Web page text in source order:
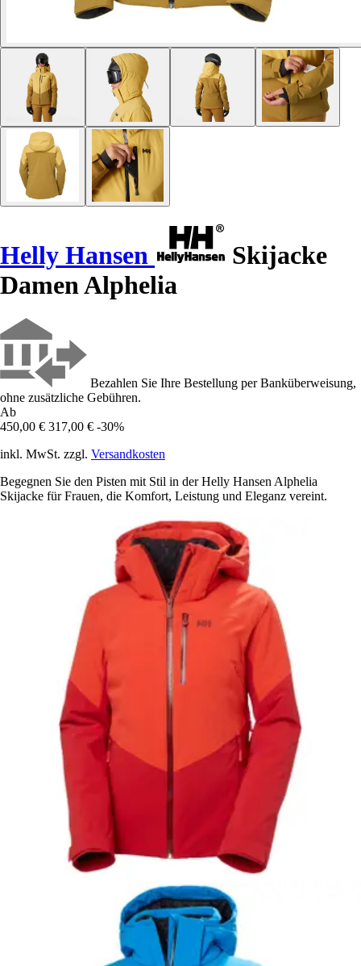
Helly Hansen
Skijacke
Damen Alphelia
Bezahlen Sie Ihre Bestellung per Banküberweisung,
ohne zusätzliche Gebühren.
Ab
450,00 € 317,00 € -30%
inkl. MwSt. zzgl. Versandkosten
Begegnen Sie den Pisten mit Stil in der Helly Hansen Alphelia
Skijacke für Frauen, die Komfort, Leistung und Eleganz vereint.